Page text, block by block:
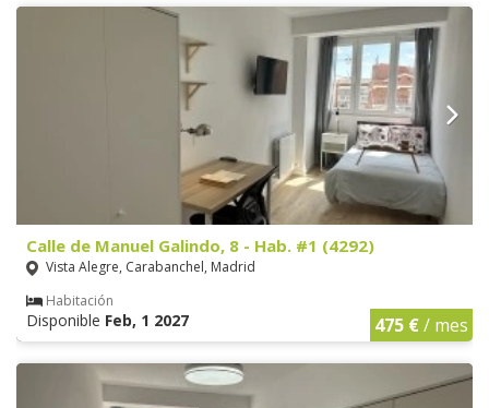
Calle de Manuel Galindo, 8 - Hab. #1 (4292)
Vista Alegre, Carabanchel, Madrid
Habitación
Disponible Feb, 1 2027 475 €/ mes